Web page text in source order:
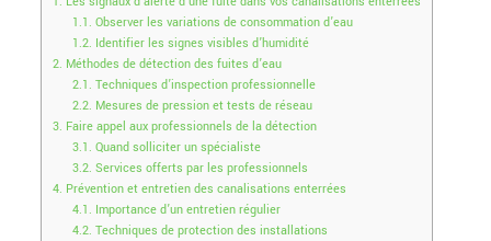
1.1. Observer les variations de consommation d’eau
1.2. Identifier les signes visibles d’humidité
2. Méthodes de détection des fuites d’eau
2.1. Techniques d’inspection professionnelle
2.2. Mesures de pression et tests de réseau
3. Faire appel aux professionnels de la détection
3.1. Quand solliciter un spécialiste
3.2. Services offerts par les professionnels
4. Prévention et entretien des canalisations enterrées
4.1. Importance d’un entretien régulier
4.2. Techniques de protection des installations